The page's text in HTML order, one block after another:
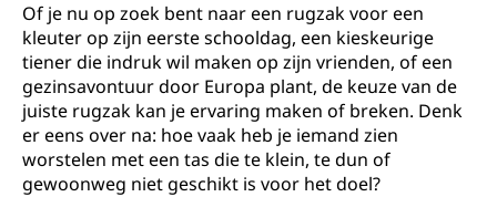
n
Of je nu op zoek bent naar een rugzak voor een
kleuter op zijn eerste schooldag, een kieskeurige
tiener die indruk wil maken op zijn vrienden, of een
gezinsavontuur door Europa plant, de keuze van de
juiste rugzak kan je ervaring maken of breken. Denk
er eens over na: hoe vaak heb je iemand zien
worstelen met een tas die te klein, te dun of
gewoonweg niet geschikt is voor het doel?